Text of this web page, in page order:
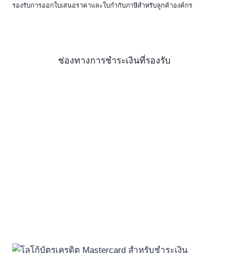
รองรับการออกใบเสนอราคาและใบกำกับภาษีสำหรับลูกค้าองค์กร
ช่องทางการชำระเงินที่รองรับ